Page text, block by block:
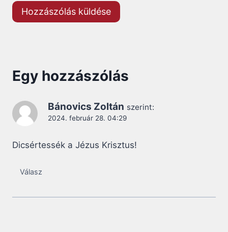
Egy hozzászólás
Bánovics Zoltán szerint:
2024. február 28. 04:29
Dicsértessék a Jézus Krisztus!
Válasz